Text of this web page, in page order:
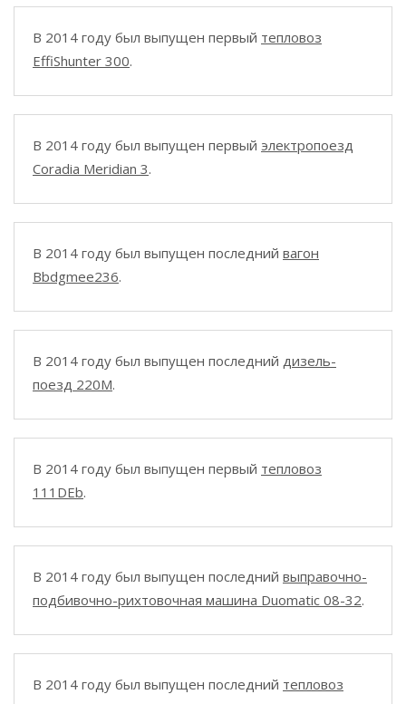
В 2014 году был выпущен первый тепловоз
EffiShunter 300.
В 2014 году был выпущен первый электропоезд
Coradia Meridian 3.
В 2014 году был выпущен последний вагон
Bbdgmee236.
В 2014 году был выпущен последний дизель-
поезд 220M.
В 2014 году был выпущен первый тепловоз
111DEb.
В 2014 году был выпущен последний выправочно-
подбивочно-рихтовочная машина Duomatic 08-32.
В 2014 году был выпущен последний тепловоз